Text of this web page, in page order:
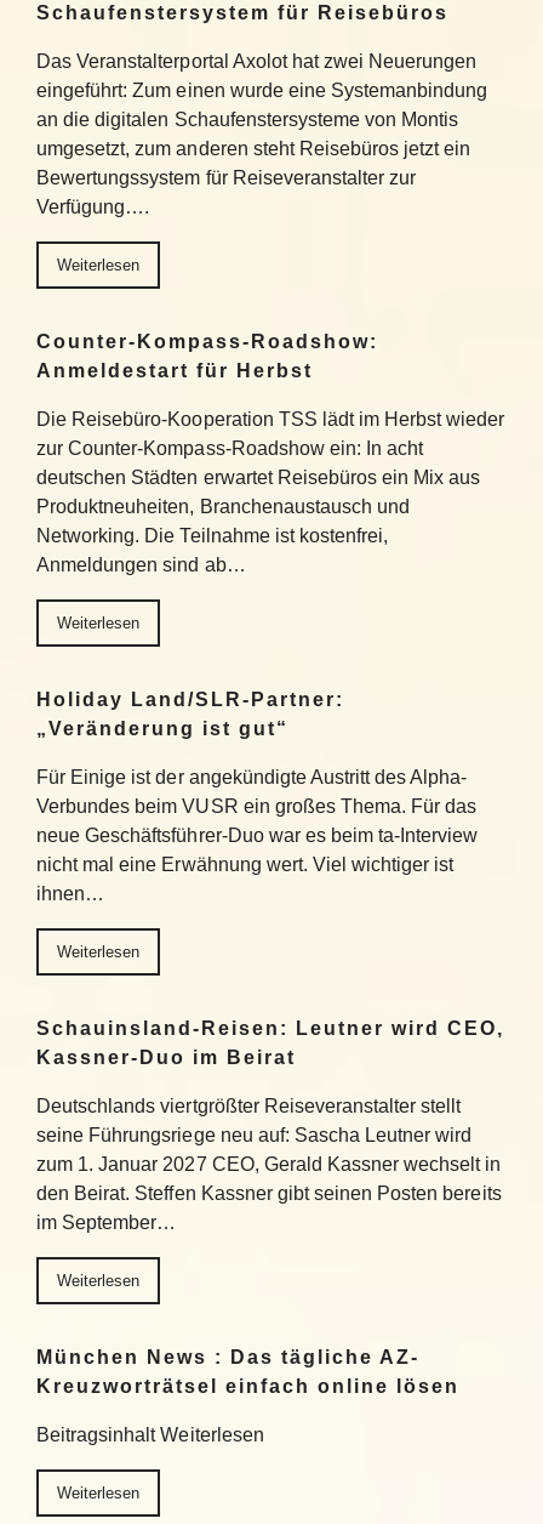
Schaufenstersystem für Reisebüros
Das Veranstalterportal Axolot hat zwei Neuerungen
eingeführt: Zum einen wurde eine Systemanbindung
an die digitalen Schaufenstersysteme von Montis
umgesetzt, zum anderen steht Reisebüros jetzt ein
Bewertungssystem für Reiseveranstalter zur
Verfügung….
Weiterlesen
Counter-Kompass-Roadshow:
Anmeldestart für Herbst
Die Reisebüro-Kooperation TSS lädt im Herbst wieder
zur Counter-Kompass-Roadshow ein: In acht
deutschen Städten erwartet Reisebüros ein Mix aus
Produktneuheiten, Branchenaustausch und
Networking. Die Teilnahme ist kostenfrei,
Anmeldungen sind ab…
Weiterlesen
Holiday Land/SLR-Partner:
„Veränderung ist gut“
Für Einige ist der angekündigte Austritt des Alpha-
Verbundes beim VUSR ein großes Thema. Für das
neue Geschäftsführer-Duo war es beim ta-Interview
nicht mal eine Erwähnung wert. Viel wichtiger ist
ihnen…
Weiterlesen
Schauinsland-Reisen: Leutner wird CEO,
Kassner-Duo im Beirat
Deutschlands viertgrößter Reiseveranstalter stellt
seine Führungsriege neu auf: Sascha Leutner wird
zum 1. Januar 2027 CEO, Gerald Kassner wechselt in
den Beirat. Steffen Kassner gibt seinen Posten bereits
im September…
Weiterlesen
München News : Das tägliche AZ-
Kreuzworträtsel einfach online lösen
Beitragsinhalt Weiterlesen
Weiterlesen